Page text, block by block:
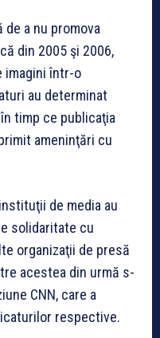
a nu promova
din 2005 şi 2006,
imagini într-o
au determinat
timp ce publicaţia
ameninţări cu
de media au
solidaritate cu
organizaţii de presă
acestea din urmă s-
CNN, care a
respective.